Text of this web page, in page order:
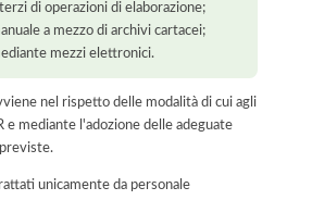
di operazioni di elaborazione;
a mezzo di archivi cartacei;
mezzi elettronici.
nel rispetto delle modalità di cui agli
e mediante l'adozione delle adeguate
unicamente da personale